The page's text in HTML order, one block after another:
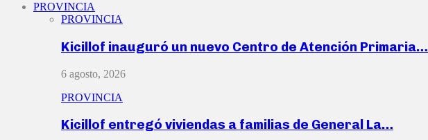
PROVINCIA
PROVINCIA
Kicillof inauguró un nuevo Centro de Atención Primaria…
6 agosto, 2026
PROVINCIA
Kicillof entregó viviendas a familias de General La…